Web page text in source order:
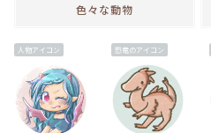
色々な動物
人物アイコン 恐竜のアイコン